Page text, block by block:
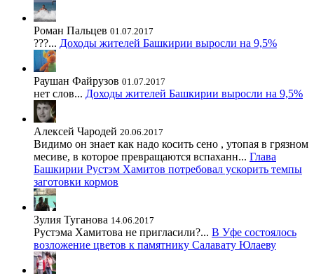
Роман Пальцев 01.07.2017
???... Доходы жителей Башкирии выросли на 9,5%
Раушан Файрузов 01.07.2017
нет слов... Доходы жителей Башкирии выросли на 9,5%
Алексей Чародей 20.06.2017
Видимо он знает как надо косить сено , утопая в грязном
месиве, в которое превращаются вспаханн... Глава
Башкирии Рустэм Хамитов потребовал ускорить темпы
заготовки кормов
Зулия Туганова 14.06.2017
Рустэма Хамитова не пригласили?... В Уфе состоялось
возложение цветов к памятнику Салавату Юлаеву